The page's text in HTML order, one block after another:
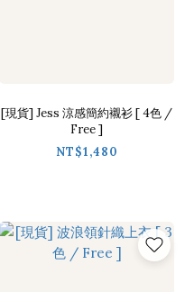
[現貨] Jess 涼感簡約襯衫 [ 4色 /
Free ]
NT$1,480